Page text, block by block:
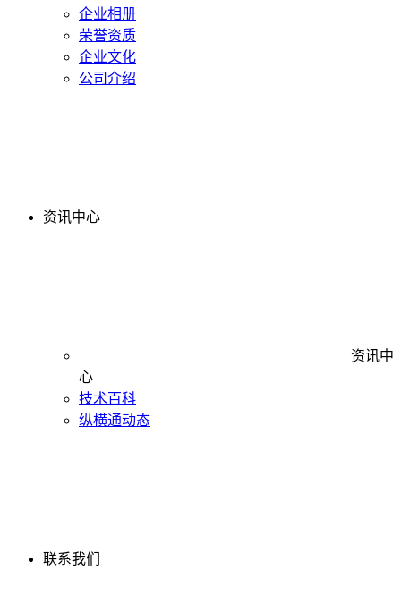
企业相册
荣誉资质
企业文化
公司介绍
资讯中心
资讯中
心
技术百科
纵横通动态
联系我们